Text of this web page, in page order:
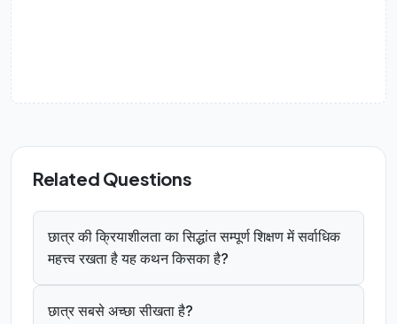
Related Questions
छात्र की क्रियाशीलता का सिद्धांत सम्पूर्ण शिक्षण में सर्वाधिक
महत्त्व रखता है यह कथन किसका है?
छात्र सबसे अच्छा सीखता है?